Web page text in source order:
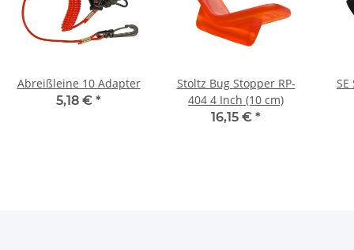
Abreißleine 10 Adapter
5,18 € *
Stoltz Bug Stopper RP-
404 4 Inch (10 cm)
16,15 € *